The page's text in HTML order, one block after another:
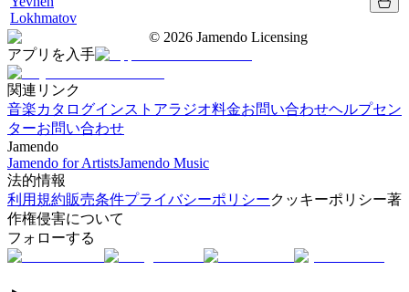
Lokhmatov
© 2026 Jamendo Licensing
アプリを入手
関連リンク
音楽カタログインストアラジオ料金お問い合わせヘルプセン
ターお問い合わせ
Jamendo
Jamendo for ArtistsJamendo Music
法的情報
利用規約販売条件プライバシーポリシークッキーポリシー著
作権侵害について
フォローする